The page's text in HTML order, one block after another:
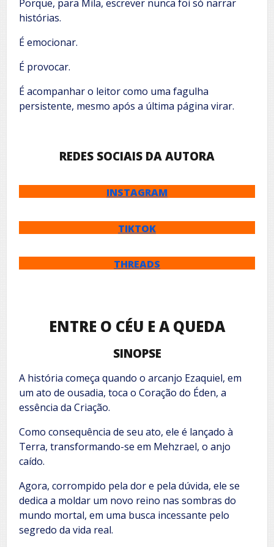
Porque, para Mila, escrever nunca foi só narrar
histórias.
É emocionar.
É provocar.
É acompanhar o leitor como uma fagulha
persistente, mesmo após a última página virar.
REDES SOCIAIS DA AUTORA
INSTAGRAM
TIKTOK
THREADS
ENTRE O CÉU E A QUEDA
SINOPSE
A história começa quando o arcanjo Ezaquiel, em
um ato de ousadia, toca o Coração do Éden, a
essência da Criação.
Como consequência de seu ato, ele é lançado à
Terra, transformando-se em Mehzrael, o anjo
caído.
Agora, corrompido pela dor e pela dúvida, ele se
dedica a moldar um novo reino nas sombras do
mundo mortal, em uma busca incessante pelo
segredo da vida real.